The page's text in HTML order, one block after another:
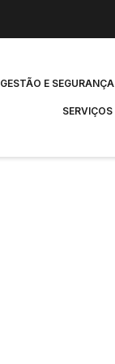
GESTÃO E SEGURANÇA
SERVIÇOS